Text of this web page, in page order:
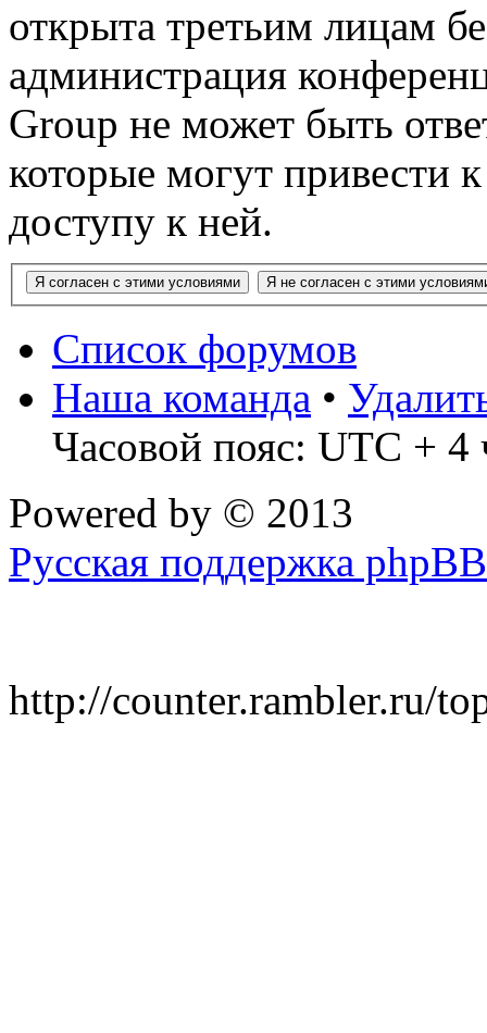
открыта третьим лицам
администрация
Group не может быть
которые могут привести
доступу к ней.
Список форумов
Наша команда •
Часовой пояс: UTC + 4
Powered by © 2013
Русская поддержка phpBB
http://counter.rambler.ru/